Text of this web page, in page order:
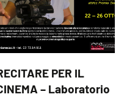
PER IL
– Laboratorio